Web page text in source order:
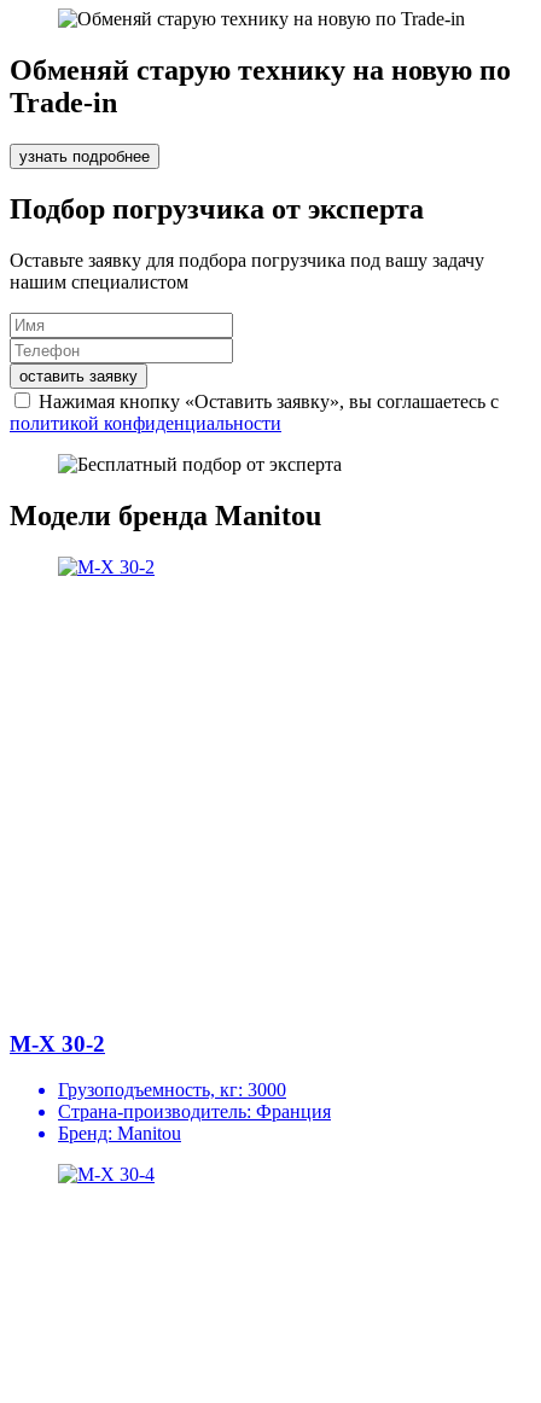
Обменяй старую технику на новую по
Trade-in
узнать подробнее
Подбор погрузчика от эксперта
Оставьте заявку для подбора погрузчика под вашу задачу
нашим специалистом
оставить заявку
Нажимая кнопку «Оставить заявку», вы соглашаетесь с
политикой конфиденциальности
Модели бренда Manitou
M-X 30-2
Грузоподъемность, кг: 3000
Страна-производитель: Франция
Бренд: Manitou